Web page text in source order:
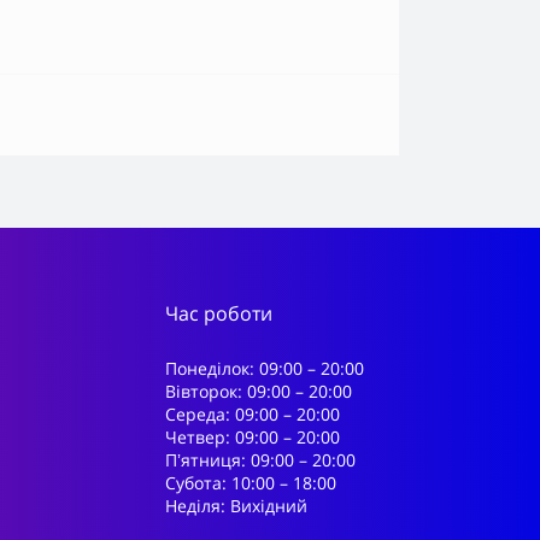
Час роботи
Понеділок: 09:00 – 20:00
Вівторок: 09:00 – 20:00
Середа: 09:00 – 20:00
Четвер: 09:00 – 20:00
Пʼятниця: 09:00 – 20:00
Субота: 10:00 – 18:00
Неділя: Вихідний